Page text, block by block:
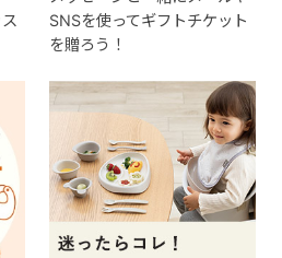
SNSを使ってギフトチケット
を贈ろう！